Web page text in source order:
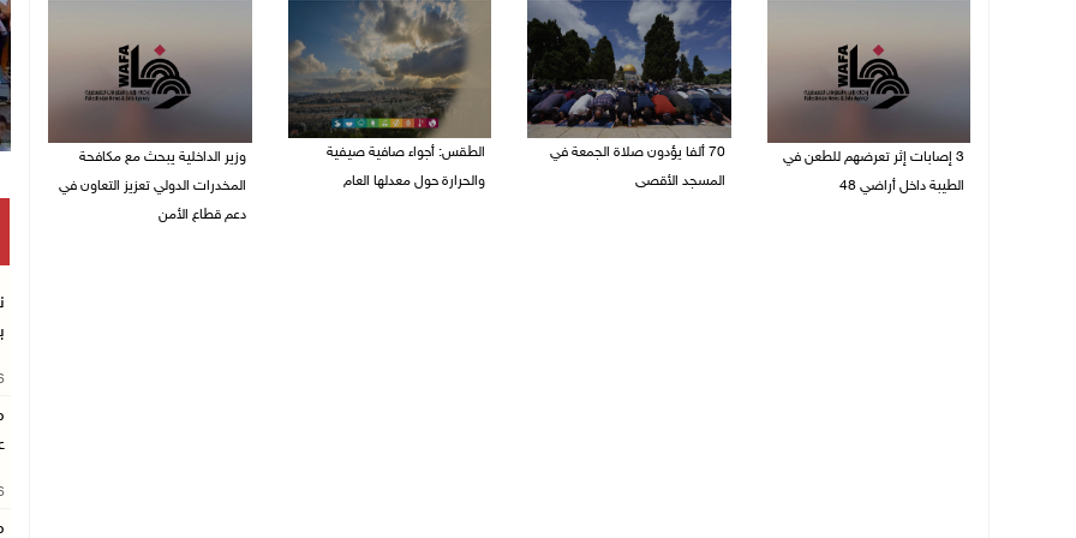
3 إصابات إثر تعرضهم للطعن في
الطيبة داخل أراضي 48
70 ألفا يؤدون صلاة الجمعة في
المسجد الأقصى
الطقس: أجواء صافية صيفية
والحرارة حول معدلها العام
وزير الداخلية يبحث مع مكافحة
المخدرات الدولي تعزيز التعاون في
دعم قطاع الأمن